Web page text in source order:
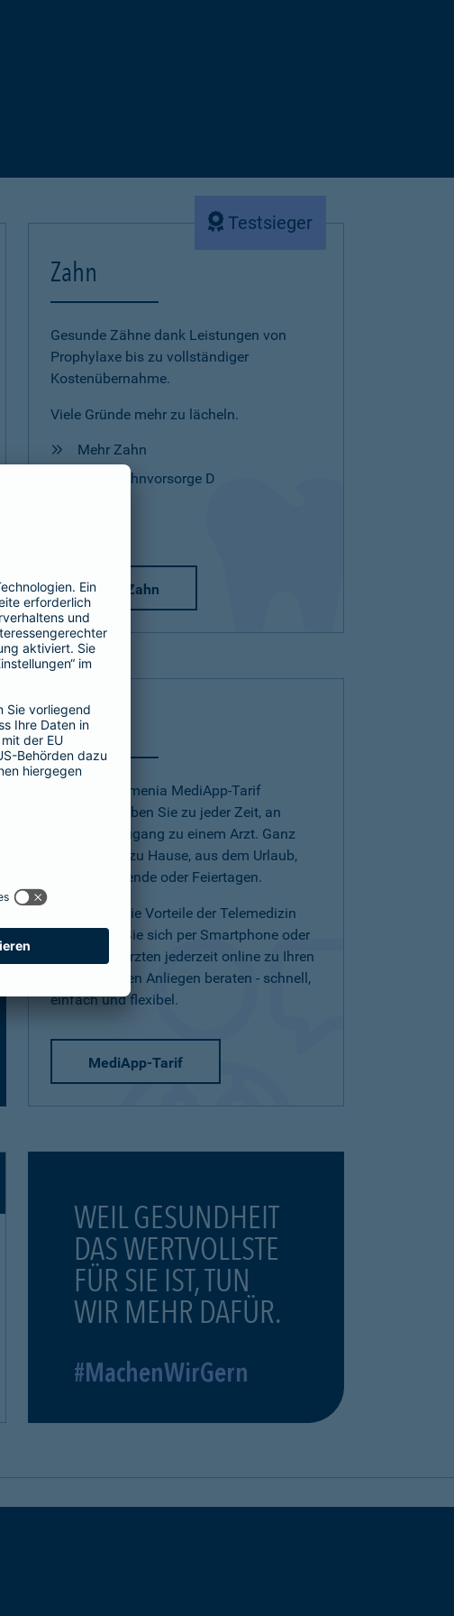
Testsieger
Zahn
Gesunde Zähne dank Leistungen von
Prophylaxe bis zu vollständiger
Kostenübernahme.
Viele Gründe mehr zu lächeln.
Mehr Zahn
Mehr Zahnvorsorge D
Mehr Zahn
Telearzt
Mit dem Barmenia MediApp-Tarif
(Telearzt) haben Sie zu jeder Zeit, an
jedem Ort Zugang zu einem Arzt. Ganz
einfach von zu Hause, aus dem Urlaub,
am Wochenende oder Feiertagen.
Nutzen Sie die Vorteile der Telemedizin
und lassen Sie sich per Smartphone oder
Tablet von Ärzten jederzeit online zu Ihren
medizinischen Anliegen beraten - schnell,
einfach und flexibel.
MediApp-Tarif
WEIL GESUNDHEIT
DAS WERTVOLLSTE
FÜR SIE IST, TUN
WIR MEHR DAFÜR.
#MachenWirGern